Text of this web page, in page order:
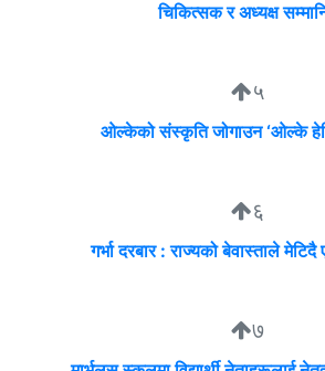
चिकित्सक र अध्यक्ष
५
ओल्केको संस्कृति जोगाउन ‘ओल्के
६
गर्भा दरबार : राज्यको बेवास्ताले मेटिदै
७